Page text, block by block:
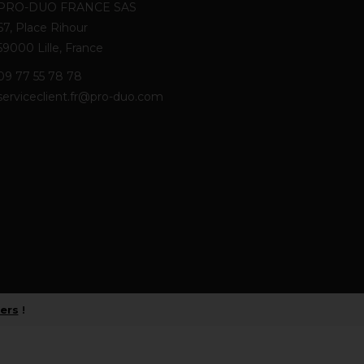
DUO FRANCE SAS
Place Rihour
Lille, France
77 55 78 78
duo.com
!